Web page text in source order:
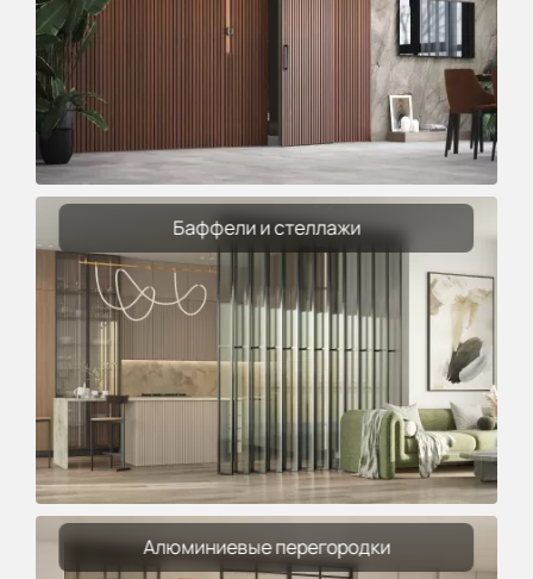
Баффели и стеллажи
Алюминиевые перегородки